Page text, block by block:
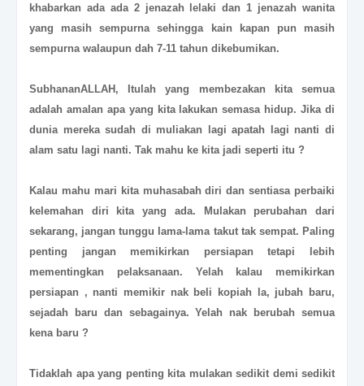
khabarkan ada ada 2 jenazah lelaki dan 1 jenazah wanita
yang masih sempurna sehingga kain kapan pun masih
sempurna walaupun dah 7-11 tahun dikebumikan.
SubhananALLAH, Itulah yang membezakan kita semua
adalah amalan apa yang kita lakukan semasa hidup. Jika di
dunia mereka sudah di muliakan lagi apatah lagi nanti di
alam satu lagi nanti. Tak mahu ke kita jadi seperti itu ?
Kalau mahu mari kita muhasabah diri dan sentiasa perbaiki
kelemahan diri kita yang ada. Mulakan perubahan dari
sekarang, jangan tunggu lama-lama takut tak sempat. Paling
penting jangan memikirkan persiapan tetapi lebih
mementingkan pelaksanaan. Yelah kalau memikirkan
persiapan , nanti memikir nak beli kopiah la, jubah baru,
sejadah baru dan sebagainya. Yelah nak berubah semua
kena baru ?
Tidaklah apa yang penting kita mulakan sedikit demi sedikit